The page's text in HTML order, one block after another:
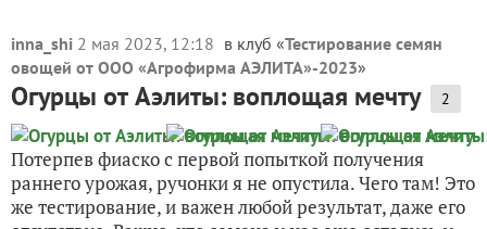
inna_shi 2 мая 2023, 12:18 в клуб «Тестирование семян
овощей от ООО «Агрофирма АЭЛИТА»-2023»
Огурцы от Аэлиты: воплощая мечту 2
Потерпев фиаско с первой попыткой получения
раннего урожая, ручонки я не опустила. Чего там! Это
же тестирование, и важен любой результат, даже его